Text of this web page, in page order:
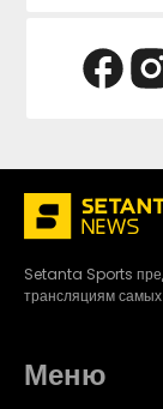
Setanta Sports
трансляциям
Меню